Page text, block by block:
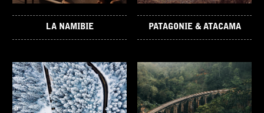
LA NAMIBIE PATAGONIE & ATACAMA